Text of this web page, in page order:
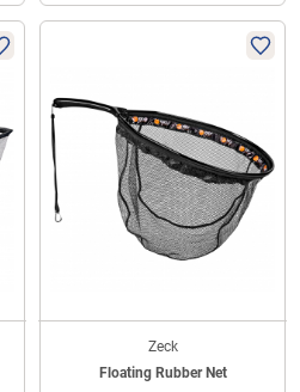
Zeck
Floating Rubber Net